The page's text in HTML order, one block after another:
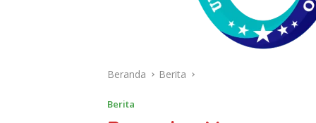
Beranda Berita
Berita